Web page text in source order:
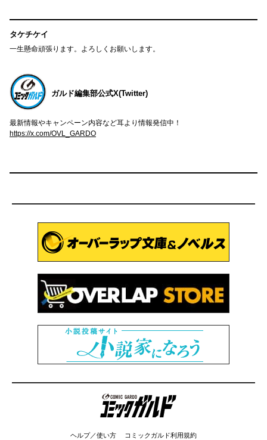
タケチケイ
一生懸命頑張ります。よろしくお願いします。
ガルド編集部公式X(Twitter)
最新情報やキャンペーン内容など耳より情報発信中！
https://x.com/OVL_GARDO
コミックガルド
ヘルプ／使い方 コミックガルド利用規約